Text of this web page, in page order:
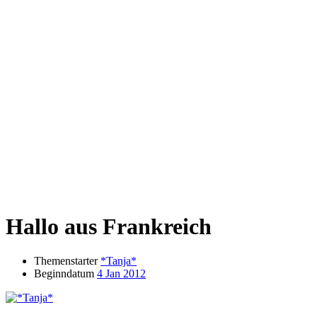
Hallo aus Frankreich
Themenstarter *Tanja*
Beginndatum 4 Jan 2012